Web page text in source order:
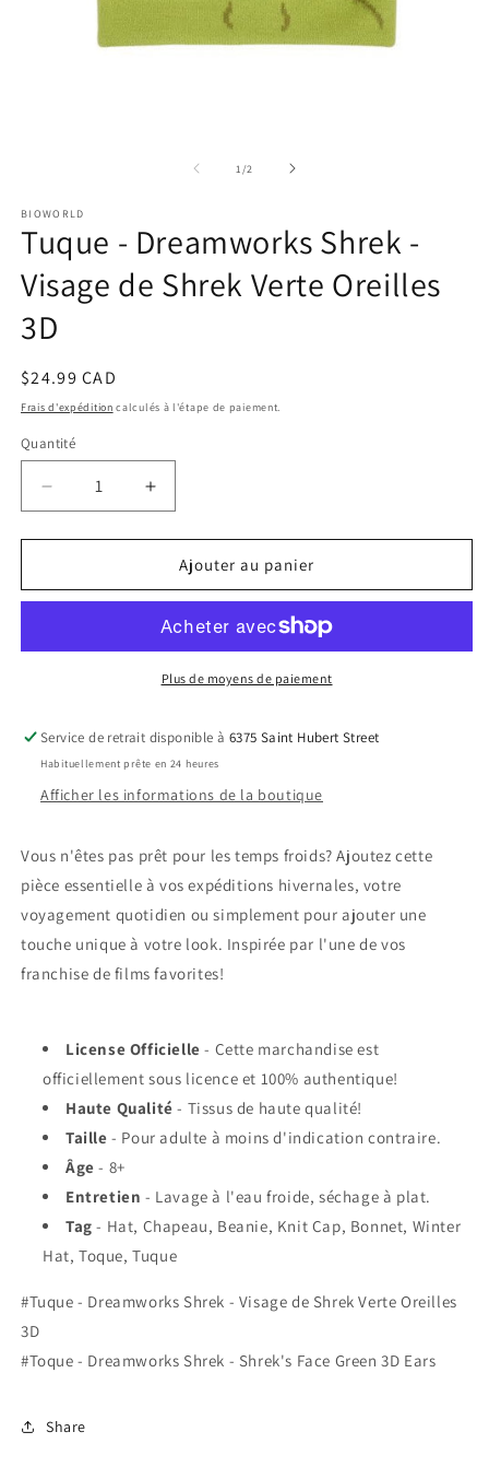
une
fenêtre
modale
1/de2
BIOWORLD
Tuque - Dreamworks Shrek -
Visage de Shrek Verte Oreilles
3D
Prix
habituel
$24.99 CAD
Frais d'expédition calculés à l'étape de paiement.
Quantité
Réduire
la
quantité
Tuque
Shrek
Shrek
Verte
Oreilles
Augmenter
la
quantité
Tuque
Dreamworks
Shrek
Shrek
Verte
Oreilles
Ajouter au panier
Plus de moyens de paiement
Service de retrait disponible à 6375 Saint Hubert Street
Habituellement prête en 24 heures
Afficher les informations de la boutique
Vous n'êtes pas prêt pour les temps froids? Ajoutez cette
pièce essentielle à vos expéditions hivernales, votre
voyagement quotidien ou simplement pour ajouter une
touche unique à votre look. Inspirée par l'une de vos
franchise de films favorites!
License Officielle - Cette marchandise est
officiellement sous licence et 100% authentique!
Haute Qualité - Tissus de haute qualité!
Taille - Pour adulte à moins d'indication contraire.
Âge - 8+
Entretien - Lavage à l'eau froide, séchage à plat.
Tag - Hat, Chapeau, Beanie, Knit Cap, Bonnet, Winter
Hat, Toque, Tuque
#Tuque - Dreamworks Shrek - Visage de Shrek Verte Oreilles
3D
#Toque - Dreamworks Shrek - Shrek's Face Green 3D Ears
Share